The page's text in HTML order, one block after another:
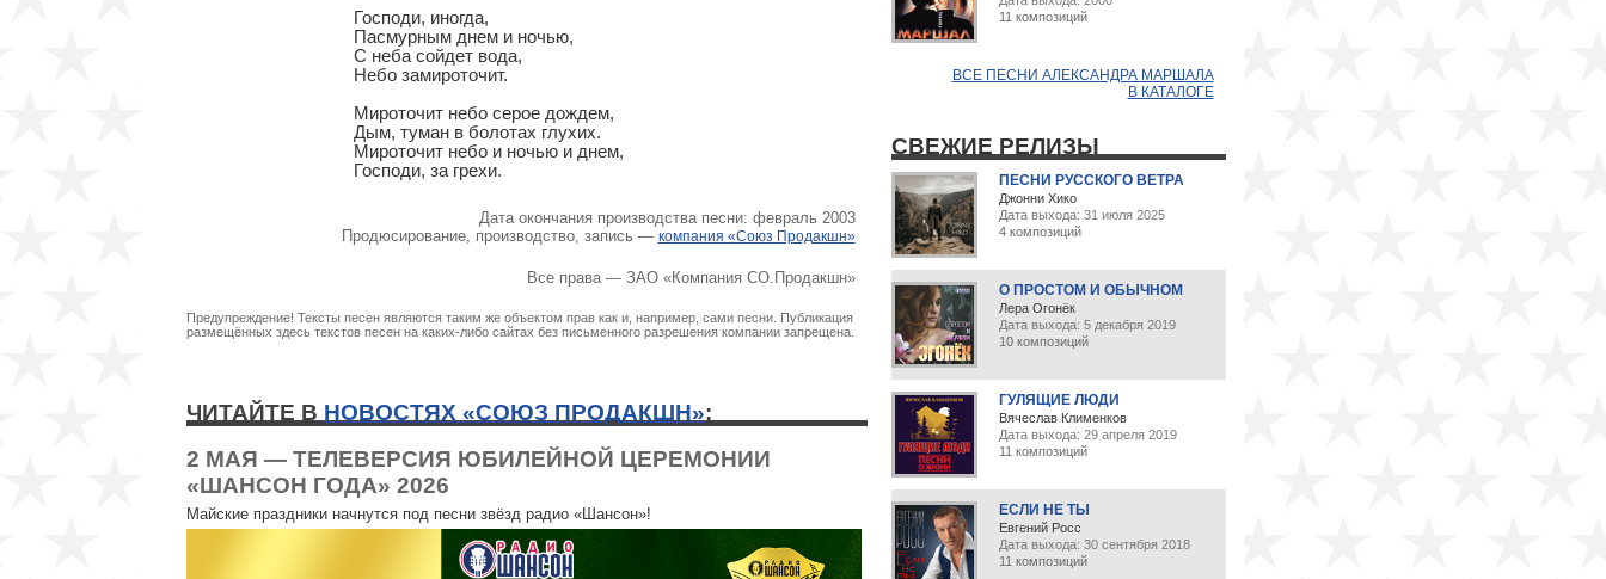
Господи, иногда,
Пасмурным днем и ночью,
С неба сойдет вода,
Небо замироточит.
Мироточит небо серое дождем,
Дым, туман в болотах глухих.
Мироточит небо и ночью и днем,
Господи, за грехи.
Дата окончания производства песни: февраль 2003
Продюсирование, производство, запись — компания «Союз Продакшн»
Все права — ЗАО «Компания СО.Продакшн»
Предупреждение! Тексты песен являются таким же объектом прав как и, например, сами песни. Публикация
размещённых здесь текстов песен на каких-либо сайтах без письменного разрешения компании запрещена.
ЧИТАЙТЕ В НОВОСТЯХ «СОЮЗ ПРОДАКШН»:
2 МАЯ — ТЕЛЕВЕРСИЯ ЮБИЛЕЙНОЙ ЦЕРЕМОНИИ
«ШАНСОН ГОДА» 2026
Майские праздники начнутся под песни звёзд радио «Шансон»!
11 композиций
ВСЕ ПЕСНИ АЛЕКСАНДРА МАРШАЛА
В КАТАЛОГЕ
СВЕЖИЕ РЕЛИЗЫ
ПЕСНИ РУССКОГО ВЕТРА
Джонни Хико
Дата выхода: 31 июля 2025
4 композиций
О ПРОСТОМ И ОБЫЧНОМ
Лера Огонёк
Дата выхода: 5 декабря 2019
10 композиций
ГУЛЯЩИЕ ЛЮДИ
Вячеслав Клименков
Дата выхода: 29 апреля 2019
11 композиций
ЕСЛИ НЕ ТЫ
Евгений Росс
Дата выхода: 30 сентября 2018
11 композиций